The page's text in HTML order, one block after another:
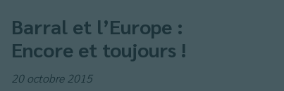
Barral et l’Europe :
Encore et toujours !
20 octobre 2015